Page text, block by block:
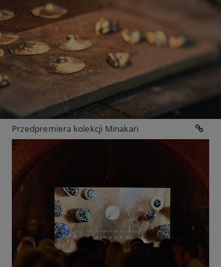
Przedpremiera kolekcji Minakari